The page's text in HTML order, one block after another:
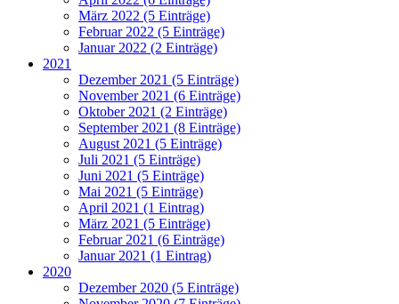
März 2022 (5 Einträge)
Februar 2022 (5 Einträge)
Januar 2022 (2 Einträge)
2021
Dezember 2021 (5 Einträge)
November 2021 (6 Einträge)
Oktober 2021 (2 Einträge)
September 2021 (8 Einträge)
August 2021 (5 Einträge)
Juli 2021 (5 Einträge)
Juni 2021 (5 Einträge)
Mai 2021 (5 Einträge)
April 2021 (1 Eintrag)
März 2021 (5 Einträge)
Februar 2021 (6 Einträge)
Januar 2021 (1 Eintrag)
2020
Dezember 2020 (5 Einträge)